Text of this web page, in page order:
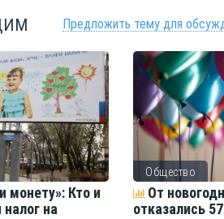
Предложить тему для
монету»: Кто и
на
Общество
От
отказались